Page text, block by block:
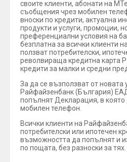
своите клиенти, абонати на
съобщения чрез мобилен
вноски по кредити, актуална
продукти и услуги, промоции,
преференциални условия на
безплатна за всички клиенти
ползват потребителски,
револвираща кредитна карта
кредити за малки и средни
За да се възползват от новата
Райфайзенбанк (България)
попълнят Декларация, в която
мобилен телефон.
Всички клиенти на
потребителски или ипотечен
възможността да попълнят и
по пощата, без разноски за тях.